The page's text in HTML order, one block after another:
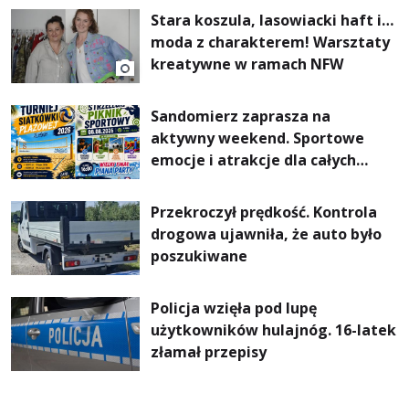
Stara koszula, lasowiacki haft i…
moda z charakterem! Warsztaty
kreatywne w ramach NFW
Sandomierz zaprasza na
aktywny weekend. Sportowe
emocje i atrakcje dla całych
Przekroczył prędkość. Kontrola
drogowa ujawniła, że auto było
poszukiwane
Policja wzięła pod lupę
użytkowników hulajnóg. 16-latek
złamał przepisy